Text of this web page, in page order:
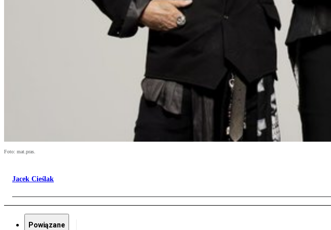
Foto: mat.pras.
Jacek Cieślak
Powiązane